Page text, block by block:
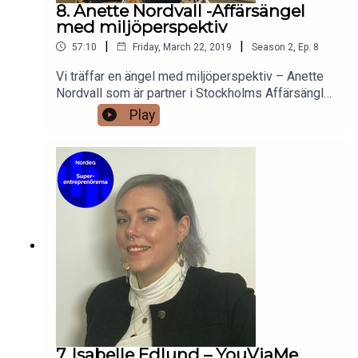
positivitet, glädje och inspiration bjuder hon på!
8. Anette Nordvall -Affärsängel
med miljöperspektiv
57:10 | Friday, March 22, 2019 | Season 2, Ep. 8
Vi träffar en ängel med miljöperspektiv – Anette
Nordvall som är partner i Stockholms Affärsänglar
bjuder in till ett himla härligt samtal om
entreprenörskap, startups, tid, fokus och massor
av mer! Man vill veta och höra mer av henne hela
tiden. Ledarskap och rådgivning med historik och
fokus på framtid. Detta med en stark personlig
touch. Välkommen att lyssna!"
Play